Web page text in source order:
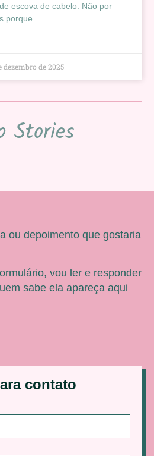
escova de cabelo. Não por
porque
dezembro de 2025
Stories
contato
ou depoimento que gostaria
vou ler e responder
sabe ela apareça aqui